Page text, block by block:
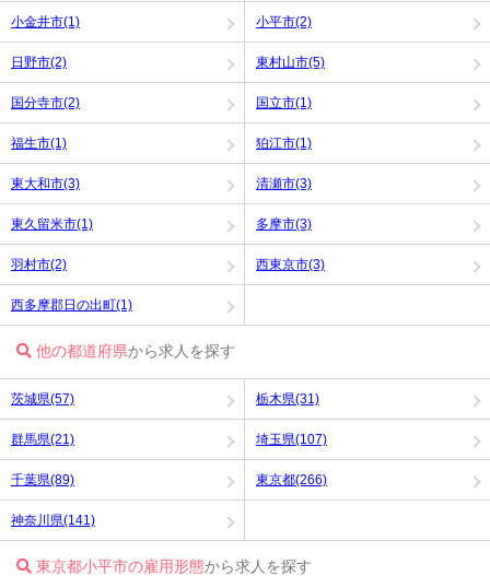
小金井市(1) 小平市(2)
日野市(2) 東村山市(5)
国分寺市(2) 国立市(1)
福生市(1) 狛江市(1)
東大和市(3) 清瀬市(3)
東久留米市(1) 多摩市(3)
羽村市(2) 西東京市(3)
西多摩郡日の出町(1)
他の都道府県から求人を探す
茨城県(57) 栃木県(31)
群馬県(21) 埼玉県(107)
千葉県(89) 東京都(266)
神奈川県(141)
東京都小平市の雇用形態から求人を探す